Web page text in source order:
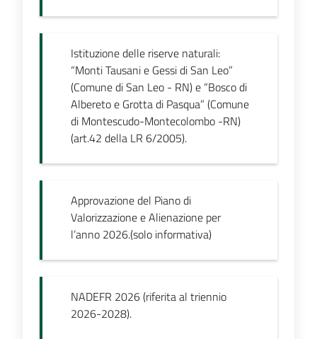
Istituzione delle riserve naturali:
“Monti Tausani e Gessi di San Leo”
(Comune di San Leo - RN) e “Bosco di
Albereto e Grotta di Pasqua” (Comune
di Montescudo-Montecolombo -RN)
(art.42 della LR 6/2005).
Approvazione del Piano di
Valorizzazione e Alienazione per
l’anno 2026.(solo informativa)
NADEFR 2026 (riferita al triennio
2026-2028).